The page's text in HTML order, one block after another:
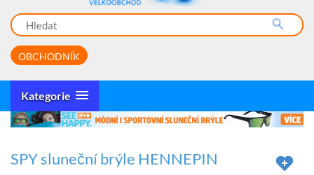
OBCHODNÍK
Kategorie
SPY sluneční brýle HENNEPIN